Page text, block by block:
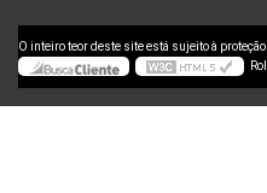
O inteiro teor deste site está sujeito à